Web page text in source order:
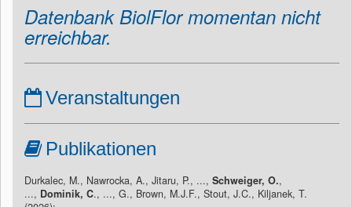
Datenbank BiolFlor momentan nicht
erreichbar.
Veranstaltungen
Publikationen
Durkalec, M., Nawrocka, A., Jitaru, P., ..., Schweiger, O.,
..., Dominik, C., ..., G., Brown, M.J.F., Stout, J.C., Kiljanek, T.